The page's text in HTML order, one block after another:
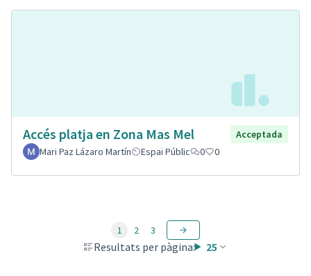
Accés platja en Zona Mas Mel
Acceptada
Mari Paz Lázaro Martín
Espai Públic 0 0
Resultats per pàgina: 25
1 2 3